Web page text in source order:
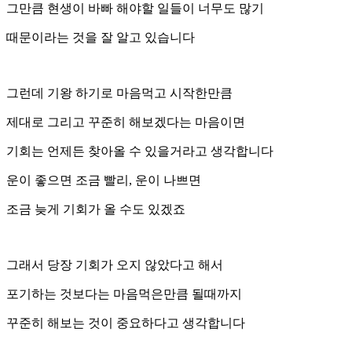
그만큼 현생이 바빠 해야할 일들이 너무도 많기
때문이라는 것을 잘 알고 있습니다
그런데 기왕 하기로 마음먹고 시작한만큼
제대로 그리고 꾸준히 해보겠다는 마음이면
기회는 언제든 찾아올 수 있을거라고 생각합니다
운이 좋으면 조금 빨리, 운이 나쁘면
조금 늦게 기회가 올 수도 있겠죠
그래서 당장 기회가 오지 않았다고 해서
포기하는 것보다는 마음먹은만큼 될때까지
꾸준히 해보는 것이 중요하다고 생각합니다